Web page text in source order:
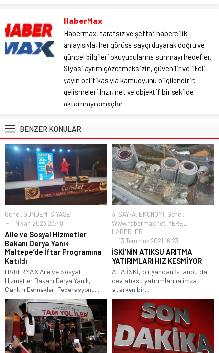
HaberMax
Habermax, tarafsız ve şeffaf habercilik
anlayışıyla, her görüşe saygı duyarak doğru ve
güncel bilgileri okuyucularına sunmayı hedefler.
Siyasi ayrım gözetmeksizin, güvenilir ve ilkeli
yayın politikasıyla kamuoyunu bilgilendirir;
gelişmeleri hızlı, net ve objektif bir şekilde
aktarmayı amaçlar.
BENZER KONULAR
Genel, GÜNDEM, SİYASET
1 Nisan 2023 23:48
Aile ve Sosyal Hizmetler
Bakanı Derya Yanık
Maltepe’de İftar Programına
Katıldı
HABERMAX.Aile ve Sosyal
Hizmetler Bakanı Derya Yanık,
Çankırı Dernekler. Federasyonu...
3. SAYFA, EKONOMİ, Genel,
Www.habermax.net, YEREL
HABERLER
13 Temmuz 2021 16:23
İSKİ’NİN ATIKSU ARITMA
YATIRIMLARI HIZ KESMİYOR
AHA.İSKİ, bir yandan İstanbul’da
dev atıksu yatırımlarına imza
atarken bir...